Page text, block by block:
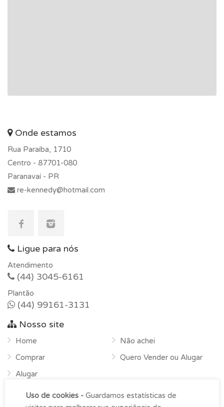
Onde estamos
Rua Paraíba, 1710
Centro - 87701-080
Paranavaí - PR
re-kennedy@hotmail.com
Ligue para nós
Atendimento
(44) 3045-6161
Plantão
(44) 99161-3131
Nosso site
Home
Comprar
Alugar
Sobre
Não achei
Quero Vender ou Alugar
Uso de cookies - Guardamos estatísticas de